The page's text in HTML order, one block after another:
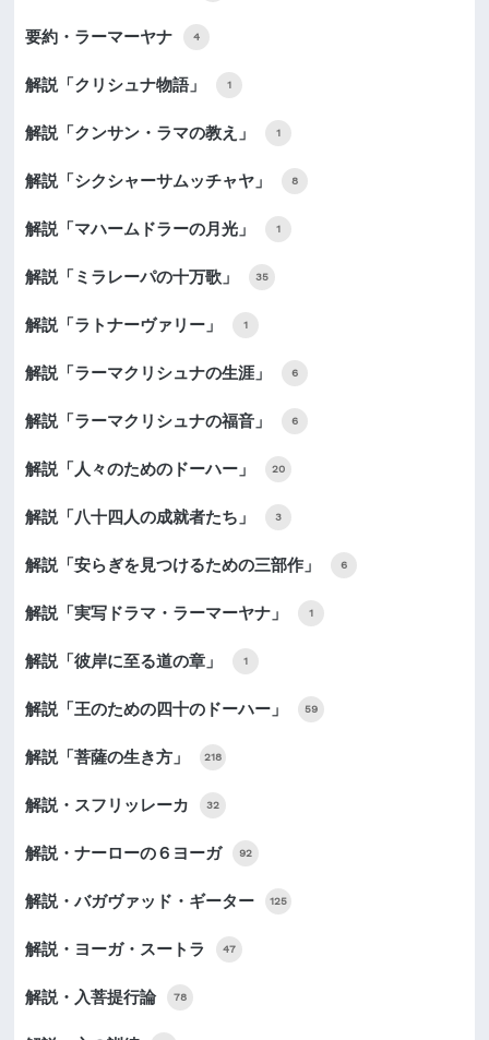
要約・ラーマーヤナ 4
解説「クリシュナ物語」 1
解説「クンサン・ラマの教え」 1
解説「シクシャーサムッチャヤ」 8
解説「マハームドラーの月光」 1
解説「ミラレーパの十万歌」 35
解説「ラトナーヴァリー」 1
解説「ラーマクリシュナの生涯」 6
解説「ラーマクリシュナの福音」 6
解説「人々のためのドーハー」 20
解説「八十四人の成就者たち」 3
解説「安らぎを見つけるための三部作」 6
解説「実写ドラマ・ラーマーヤナ」 1
解説「彼岸に至る道の章」 1
解説「王のための四十のドーハー」 59
解説「菩薩の生き方」 218
解説・スフリッレーカ 32
解説・ナーローの６ヨーガ 92
解説・バガヴァッド・ギーター 125
解説・ヨーガ・スートラ 47
解説・入菩提行論 78